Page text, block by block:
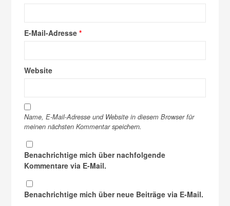
E-Mail-Adresse*
Website
Name, E-Mail-Adresse und Website in diesem Browser für
meinen nächsten Kommentar speichern.
Benachrichtige mich über nachfolgende
Kommentare via E-Mail.
Benachrichtige mich über neue Beiträge via E-Mail.